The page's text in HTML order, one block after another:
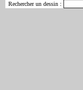
Rechercher un dessin :